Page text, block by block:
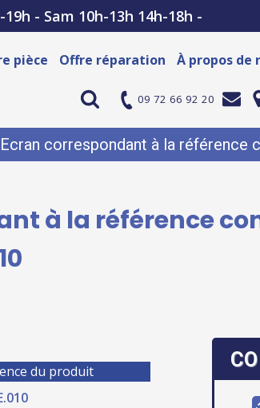
- Sam 10h-13h 14h-18h -
pièce Offre réparation À propos de
09 72 66 92 20
correspondant à la référence
à la référence
du produit